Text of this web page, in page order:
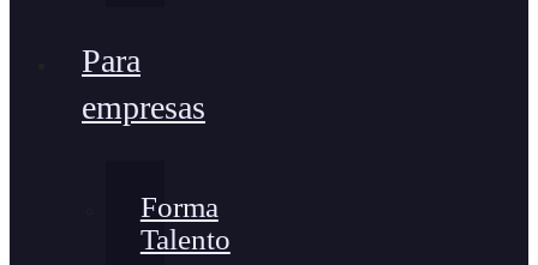
Para
empresas
Forma
Talento